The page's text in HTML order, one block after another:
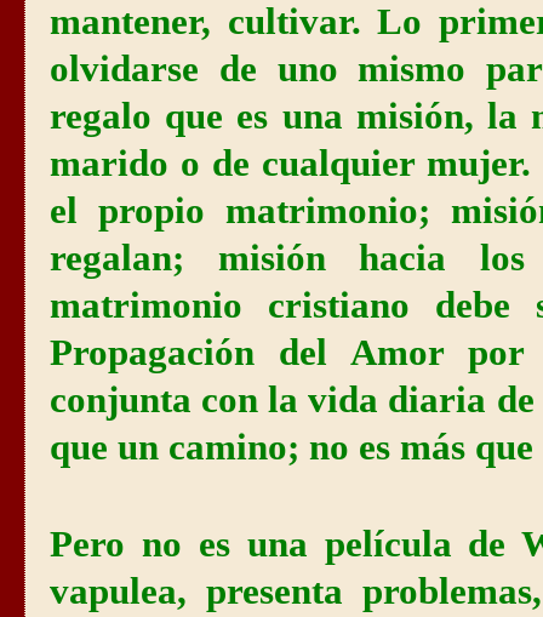
mantener, cultivar. Lo
olvidarse de uno mismo
regalo que es una misión,
marido o de cualquier
el propio matrimonio;
regalan; misión hacia los
matrimonio cristiano
Propagación del Amor por
conjunta con la vida diaria
que un camino; no es más
Pero no es una película de
vapulea, presenta